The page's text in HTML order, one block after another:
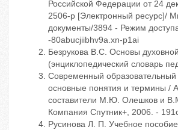
Российской Федерации от 24
2506-р [Электронный ресурс]/
документы/3894 - Режим
-80abucjiibhv9a.xn-p1ai
Безрукова В.С. Основы
(энциклопедический словарь
Современный образовательный
основные понятия и термины /
составители М.Ю. Олешков и
Компания Спутник+, 2006. -
Русинова Л. П. Учебное пособие